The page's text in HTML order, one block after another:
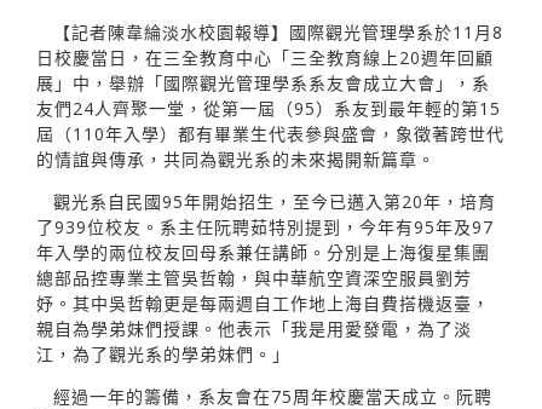
【記者陳韋綸淡水校園報導】國際觀光管理學系於11月8
日校慶當日，在三全教育中心「三全教育線上20週年回顧
展」中，舉辦「國際觀光管理學系系友會成立大會」，系
友們24人齊聚一堂，從第一屆（95）系友到最年輕的第15
屆（110年入學）都有畢業生代表參與盛會，象徵著跨世代
的情誼與傳承，共同為觀光系的未來揭開新篇章。
觀光系自民國95年開始招生，至今已邁入第20年，培育
了939位校友。系主任阮聘茹特別提到，今年有95年及97
年入學的兩位校友回母系兼任講師。分別是上海復星集團
總部品控專業主管吳哲翰，與中華航空資深空服員劉芳
妤。其中吳哲翰更是每兩週自工作地上海自費搭機返臺，
親自為學弟妹們授課。他表示「我是用愛發電，為了淡
江，為了觀光系的學弟妹們。」
經過一年的籌備，系友會在75周年校慶當天成立。阮聘